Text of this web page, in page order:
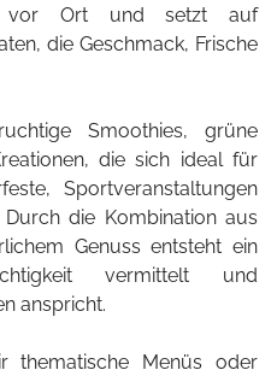
vor Ort und setzt auf
die Geschmack, Frische
Smoothies, grüne
die sich ideal für
Sportveranstaltungen
die Kombination aus
Genuss entsteht ein
vermittelt und
anspricht.
thematische Menüs oder